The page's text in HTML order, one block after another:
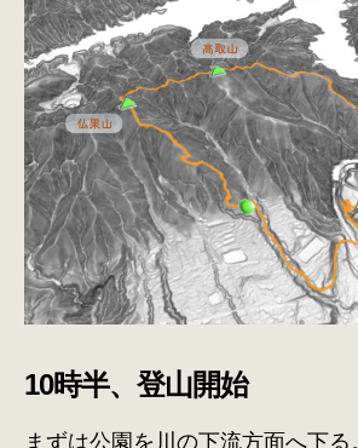
10時半、登山開始
まずは公園を川の下流方面へ下る